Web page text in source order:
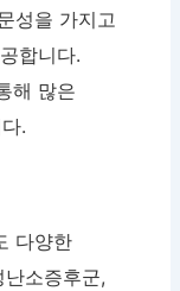
성을 가지고
합니다.
해 많은
.
다양한
소증후군,